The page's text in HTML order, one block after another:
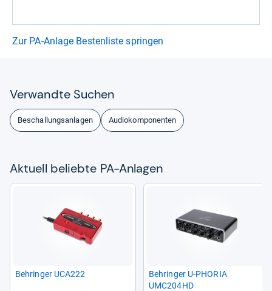
Zur PA-Anlage Bestenliste springen
Ver­wandte Suchen
Beschallungsanlagen Audiokomponenten
Aktu­ell beliebte PA-​Anla­gen
Beh­rin­ger UCA222
Beh­rin­ger U-​PHO­RIA
UMC204HD